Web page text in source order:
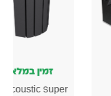
זמין במלאי
Vicoustic Super